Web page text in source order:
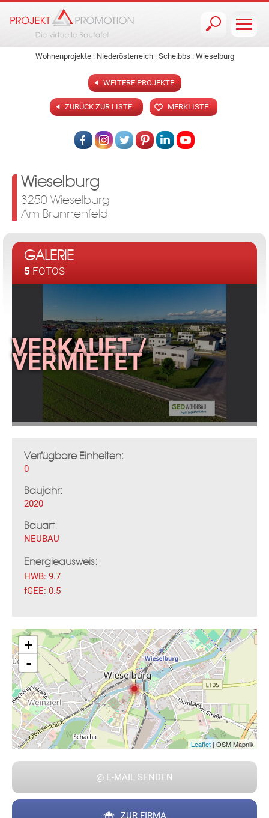
Wohnenprojekte: Niederösterreich: Scheibbs : Wieselburg
WEITERE PROJEKTE
ZURÜCK ZUR LISTE MERKLISTE
Wieselburg
3250 Wieselburg
Am Brunnenfeld
GALERIE
5 FOTOS
Verfügbare Einheiten:
0
Baujahr:
2020
Bauart:
NEUBAU
Energieausweis:
HWB: 9.7
fGEE: 0.5
+
-
Leaflet | OSM Mapnik
@ E-MAIL SENDEN
ZUR FIRMA